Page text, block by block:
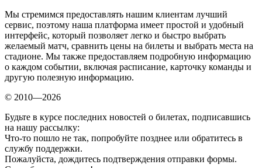
Мы стремимся предоставлять нашим клиентам лучший
сервис, поэтому наша платформа имеет простой и удобный
интерфейс, который позволяет легко и быстро выбрать
желаемый матч, сравнить цены на билеты и выбрать места на
стадионе. Мы также предоставляем подробную информацию
о каждом событии, включая расписание, карточку команды и
другую полезную информацию.
© 2010—2026
Будьте в курсе последних новостей о билетах, подписавшись
на нашу рассылку:
Что-то пошло не так, попробуйте позднее или обратитесь в
службу поддержки.
Пожалуйста, дождитесь подтверждения отправки формы.